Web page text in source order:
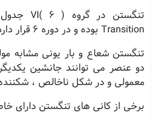
Transition بوده و در دوره 6 قرار دارد .
تنگستن شعاع و بار یونی مشابه
دو عنصر می توانند جانشین
معمولی و در شکل ناخالص ،
برخی از کانی های تنگستن دارای